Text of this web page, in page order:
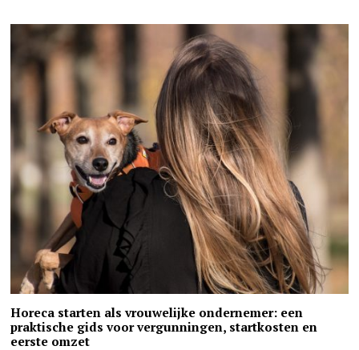
Horeca starten als vrouwelijke ondernemer: een
praktische gids voor vergunningen, startkosten en
eerste omzet